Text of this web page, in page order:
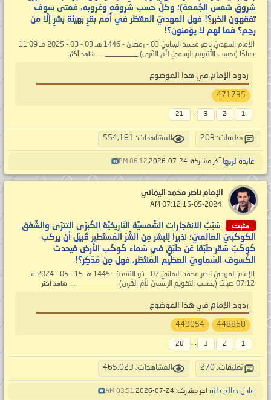
شروق شمس الجُمعة)؛ وكلٌّ حسب شروقه وغروبه، فمتى سوف
تفقهون الخبر؟! فهل المهديّ المنتظر في أُمَم بقرٍ بهيئة بشرٍ إلَّا مَن
رحِم؟ فما لهم لا يؤمنون؟!
الإمام المهديّ ناصر محمد اليمانيّ 03 - رمضان - 1446 هـ 03 - 03 - 2025 مـ 11:09
صباحًا (بحسب التَّقويم الرّسميّ لأم القُرى) _________ ... شاهد أكثر
ردود الإمام في هذا الموضوع
471735
1
2
3
...
21
تعليقات: 203 المشاهدات: 554,181
عابدة لربها آخر مشاركة: 24-07-2026, 06:12 PM
الإمام ناصر محمد اليماني
مثبت
سَبَبُ الانفجاراتِ الشَّمسيَّةِ التَّاريخيَّةِ الكُبرَى التترَى والشَّفَق
الكَوكَبيّ العالَميّ؛ نذيرًا لِلبَشَر مِن الشَّرِّ المُستَطير قُبَيْل أن يَركَب
كَوكَبُ سَقَر طَبَقًا عَن طَبَقٍ في سَماء كَوكَب الأرض فيحدث
الكُسوف السَّماويّ العَظيم المُنتَظَر، فهَل مِن مُدَّكِر؟!
الإمام المهديّ ناصر محمد اليمانيّ 07 - ذو القعدة - 1445 هـ 15 - 05 - 2024 مـ
07:12 صباحًا (بحسب التقويم الرسميّ لأُمّ القُرى) ___________ ...
شاهد أكثر
ردود الإمام في هذا الموضوع
448868
449054
1
2
3
...
28
تعليقات: 270 المشاهدات: 465,023
عادل صالح دانه آخر مشاركة: 24-07-2026, 03:51 AM